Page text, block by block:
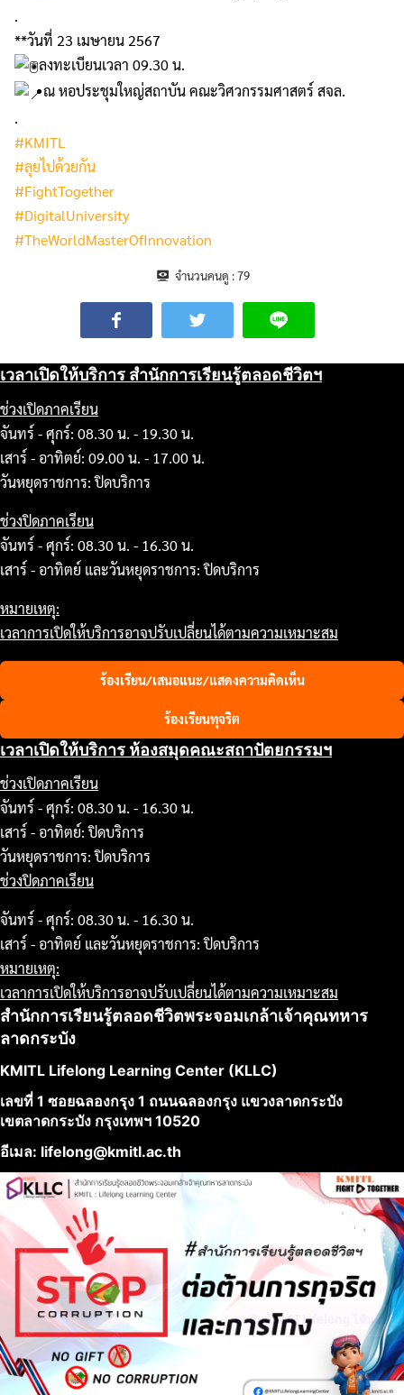
.
**วันที่ 23 เมษายน 2567
ลงทะเบียนเวลา 09.30 น.
ณ หอประชุมใหญ่สถาบัน คณะวิศวกรรมศาสตร์ สจล.
.
#KMITL
#ลุยไปด้วยกัน
#FightTogether
#DigitalUniversity
#TheWorldMasterOfInnovation
จำนวนคนดู :79
เวลาเปิดให้บริการ สำนักการเรียนรู้ตลอดชีวิตฯ
ช่วงเปิดภาคเรียน
จันทร์ - ศุกร์: 08.30 น. - 19.30 น.
เสาร์ - อาทิตย์: 09.00 น. - 17.00 น.
วันหยุดราชการ: ปิดบริการ
ช่วงปิดภาคเรียน
จันทร์ - ศุกร์: 08.30 น. - 16.30 น.
เสาร์ - อาทิตย์ และวันหยุดราชการ: ปิดบริการ
หมายเหตุ:
เวลาการเปิดให้บริการอาจปรับเปลี่ยนได้ตามความเหมาะสม
ร้องเรียน/เสนอแนะ/แสดงความคิดเห็น
ร้องเรียนทุจริต
เวลาเปิดให้บริการ ห้องสมุดคณะสถาปัตยกรรมฯ
ช่วงเปิดภาคเรียน
จันทร์ - ศุกร์: 08.30 น. - 16.30 น.
เสาร์ - อาทิตย์: ปิดบริการ
วันหยุดราชการ: ปิดบริการ
ช่วงปิดภาคเรียน
จันทร์ - ศุกร์: 08.30 น. - 16.30 น.
เสาร์ - อาทิตย์ และวันหยุดราชการ: ปิดบริการ
หมายเหตุ:
เวลาการเปิดให้บริการอาจปรับเปลี่ยนได้ตามความเหมาะสม
สำนักการเรียนรู้ตลอดชีวิตพระจอมเกล้าเจ้าคุณทหาร
ลาดกระบัง
KMITL Lifelong Learning Center (KLLC)
เลขที่ 1 ซอยฉลองกรุง 1 ถนนฉลองกรุง แขวงลาดกระบัง
เขตลาดกระบัง กรุงเทพฯ 10520
อีเมล: lifelong@kmitl.ac.th